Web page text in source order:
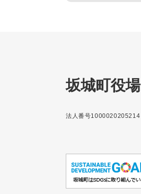
坂城町役場
法人番号1000020205214